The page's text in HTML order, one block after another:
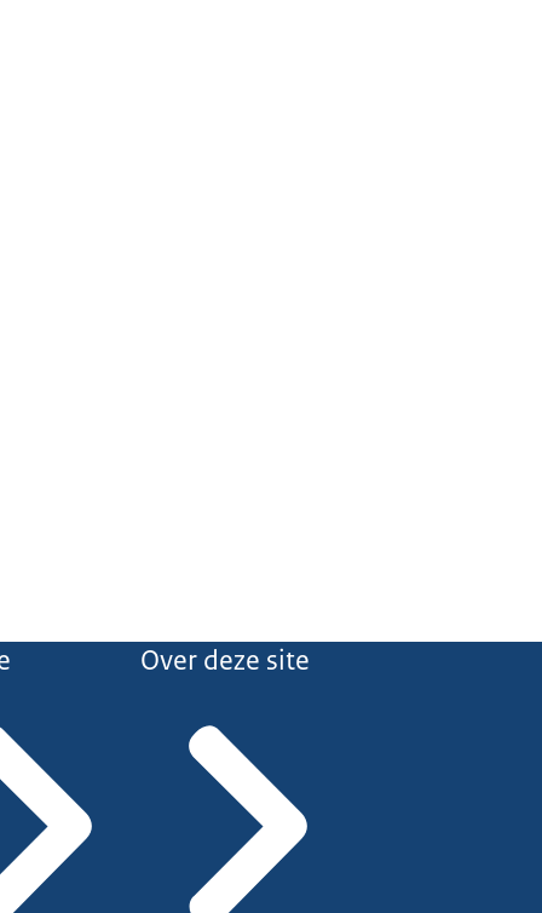
Over deze site